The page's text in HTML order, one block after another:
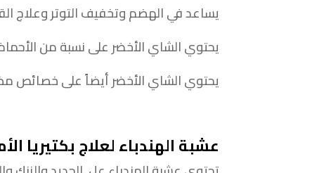
يساعد في الهضم وتخفيف التوتر وعلاج
يحتوي الشاي الأخضر على نسبة من
يحتوي الشاي الأخضر أيضاً على خصائص
عشبة الهندباء لعلاج بكتيريا